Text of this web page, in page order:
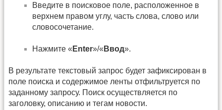
Введите в поисковое поле, расположенное в
верхнем правом углу, часть слова, слово или
словосочетание.
Нажмите « Enter»/« Ввод».
В результате текстовый запрос будет зафиксирован в
поле поиска и содержимое ленты отфильтруется по
заданному запросу. Поиск осуществляется по
заголовку, описанию и тегам новости.